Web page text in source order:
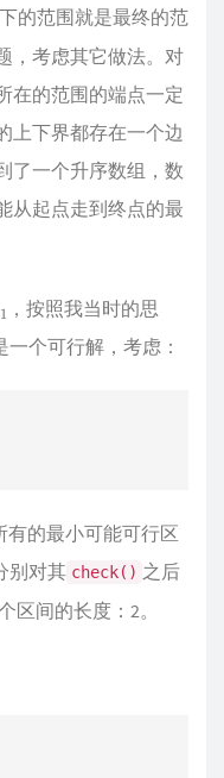
的范围就是最终的范
，考虑其它做法。对
在的范围的端点一定
上下界都存在一个边
了一个升序数组，数
从起点走到终点的最
，按照我当时的思
一个可行解，考虑：
有的最小可能可行区
别对其 check() 之后
区间的长度：2。